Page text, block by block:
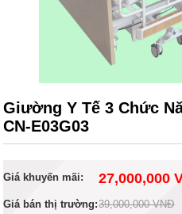
Giường Y Tế 3 Chức
CN-E03G03
Giá khuyến mãi: 27,000,000
Giá bán thị trường:39,000,000 VNĐ